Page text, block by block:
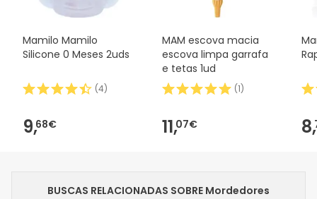
Mamilo Mamilo
Silicone 0 Meses 2uds
(4)
9,68€
MAM escova macia
escova limpa garrafa
e tetas 1ud
(1)
11,07€ 8,
BUSCAS RELACIONADAS SOBRE Mordedores